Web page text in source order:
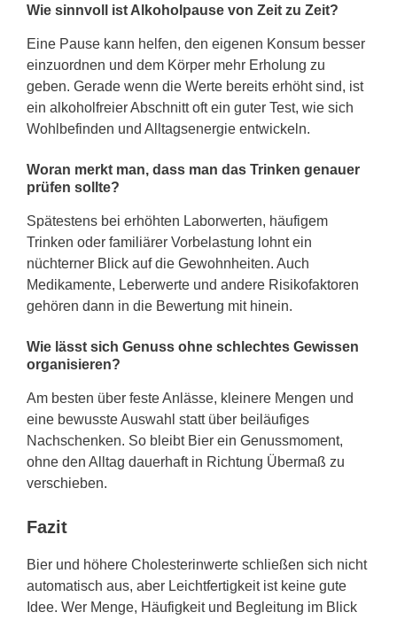
Wie sinnvoll ist Alkoholpause von Zeit zu Zeit?
Eine Pause kann helfen, den eigenen Konsum besser
einzuordnen und dem Körper mehr Erholung zu
geben. Gerade wenn die Werte bereits erhöht sind, ist
ein alkoholfreier Abschnitt oft ein guter Test, wie sich
Wohlbefinden und Alltagsenergie entwickeln.
Woran merkt man, dass man das Trinken genauer
prüfen sollte?
Spätestens bei erhöhten Laborwerten, häufigem
Trinken oder familiärer Vorbelastung lohnt ein
nüchterner Blick auf die Gewohnheiten. Auch
Medikamente, Leberwerte und andere Risikofaktoren
gehören dann in die Bewertung mit hinein.
Wie lässt sich Genuss ohne schlechtes Gewissen
organisieren?
Am besten über feste Anlässe, kleinere Mengen und
eine bewusste Auswahl statt über beiläufiges
Nachschenken. So bleibt Bier ein Genussmoment,
ohne den Alltag dauerhaft in Richtung Übermaß zu
verschieben.
Fazit
Bier und höhere Cholesterinwerte schließen sich nicht
automatisch aus, aber Leichtfertigkeit ist keine gute
Idee. Wer Menge, Häufigkeit und Begleitung im Blick